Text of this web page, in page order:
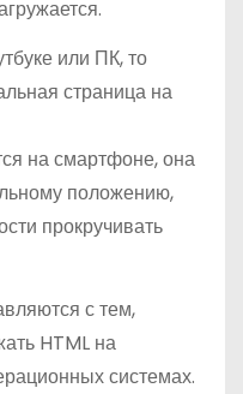
или ПК, то
страница на
на смартфоне, она
положению,
прокручивать
с тем,
HTML на
системах.